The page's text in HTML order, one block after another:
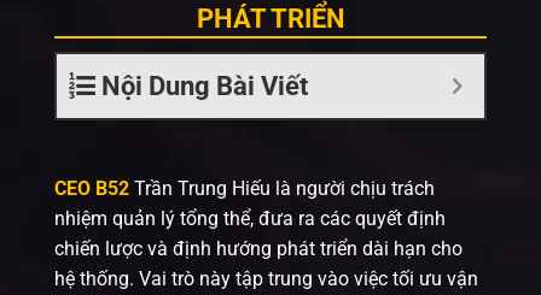
PHÁT TRIỂN
Nội Dung Bài Viết
CEO B52 Trần Trung Hiếu là người chịu trách
nhiệm quản lý tổng thể, đưa ra các quyết định
chiến lược và định hướng phát triển dài hạn cho
hệ thống. Vai trò này tập trung vào việc tối ưu vận